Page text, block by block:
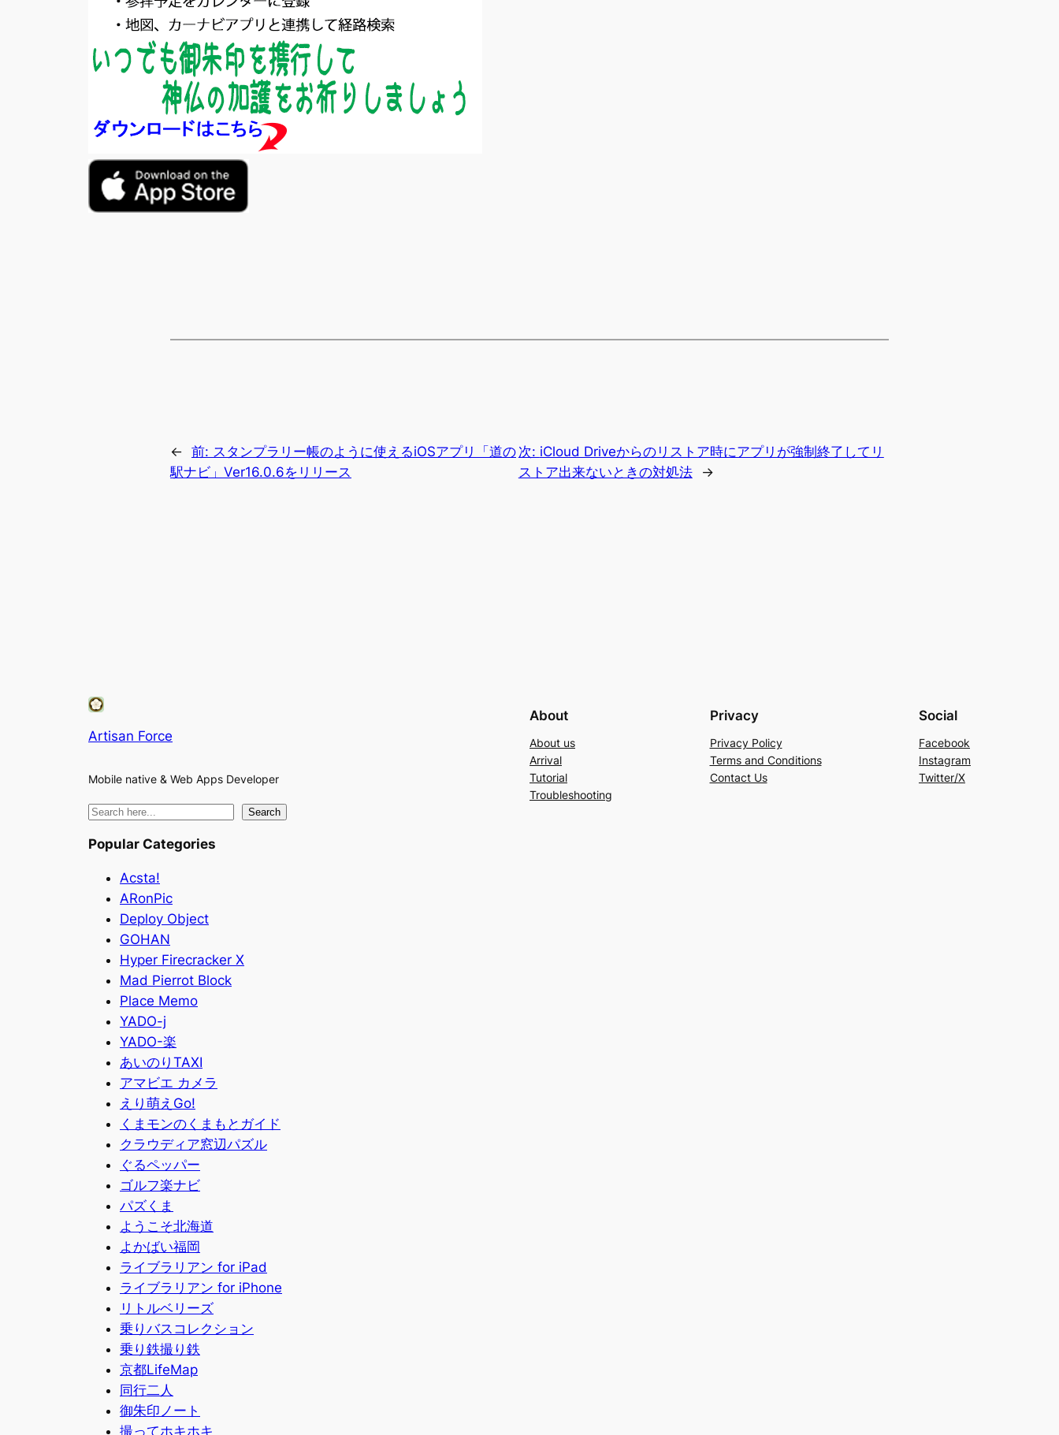
← 前: スタンプラリー帳のように使えるiOSアプリ「道の
駅ナビ」Ver16.0.6をリリース
次: iCloud Driveからのリストア時にアプリが強制終了してリ
ストア出来ないときの対処法
→
Artisan Force
Mobile native & Web Apps Developer
About
About us
Arrival
Tutorial
Troubleshooting
Privacy
Privacy Policy
Terms and Conditions
Contact Us
Social
Facebook
Instagram
Twitter/X
検
Search
Popular Categories
Acsta!
ARonPic
Deploy Object
GOHAN
Hyper Firecracker X
Mad Pierrot Block
Place Memo
YADO-j
YADO-楽
あいのりTAXI
アマビエ カメラ
えり萌えGo!
くまモンのくまもとガイド
クラウディア窓辺パズル
ぐるペッパー
ゴルフ楽ナビ
パズくま
ようこそ北海道
よかばい福岡
ライブラリアン for iPad
ライブラリアン for iPhone
リトルベリーズ
乗りバスコレクション
乗り鉄撮り鉄
京都LifeMap
同行二人
御朱印ノート
撮ってホキホキ